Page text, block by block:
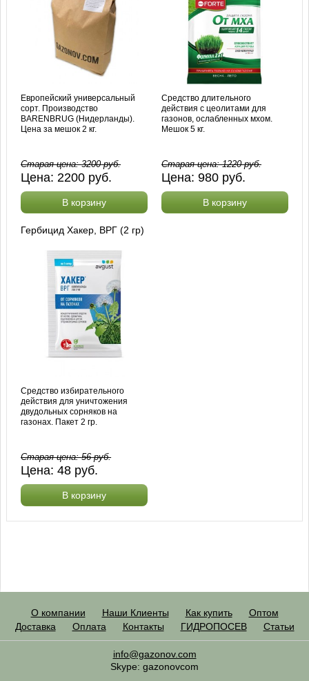
Европейский универсальный
сорт. Производство
BARENBRUG (Нидерланды).
Цена за мешок 2 кг.
Старая цена:3200руб.
Цена: 2200 руб.
В корзину
Средство длительного
действия с цеолитами для
газонов, ослабленных мхом.
Мешок 5 кг.
Старая цена:1220руб.
Цена: 980 руб.
В корзину
Гербицид Хакер, ВРГ (2 гр)
Средство избирательного
действия для уничтожения
двудольных сорняков на
газонах. Пакет 2 гр.
Старая цена:56руб.
Цена:48 руб.
В корзину
О компании Наши Клиенты Как купить
Оптом
Доставка
Оплата Контакты ГИДРОПОСЕВ Статьи
info@gazonov.com
Skype: gazonovcom